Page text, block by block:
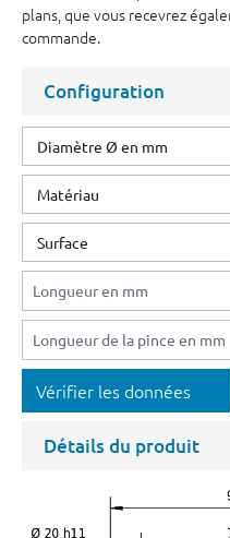
plans, que vous recevrez
commande.
Configuration
Vérifier les données
Détails du produit